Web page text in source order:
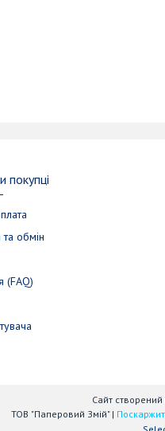
покупці
обмін
(FAQ)
Сайт
ТОВ "Паперовий Змій" |